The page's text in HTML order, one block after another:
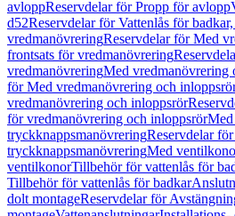
avloppReservdelar för Propp för avlopp
d52Reservdelar för Vattenlås för
vredmanövreringReservdelar för Med
frontsats för vredmanövrering
vredmanövreringMed vredmanövrering
för Med vredmanövrering och
vredmanövrering och inloppsrör
för vredmanövrering och inloppsrör
tryckknappsmanövreringReservdelar
tryckknappsmanövreringMed
ventilkonorTillbehör för vattenlås för
Tillbehör för vattenlås för badkar
dolt montageReservdelar för